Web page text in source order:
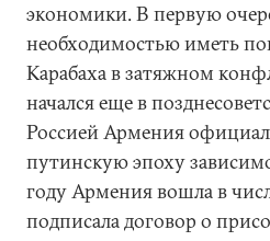
экономики. В первую
необходимостью иметь
Карабаха в затяжном
начался еще в
Россией Армения
путинскую эпоху
году Армения вошла в
подписала договор о